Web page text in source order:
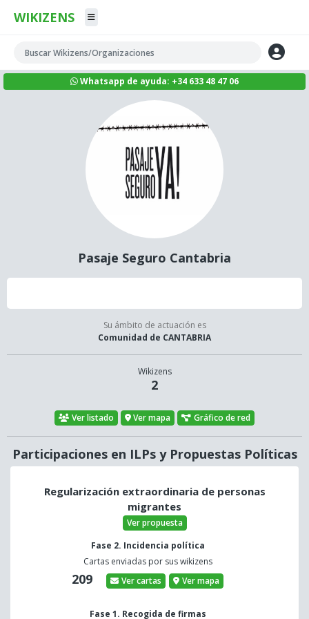
WIKIZENS
Whatsapp de ayuda: +34 633 48 47 06
Pasaje Seguro Cantabria
Su ámbito de actuación es
Comunidad de CANTABRIA
Wikizens
2
Ver listado Ver mapa Gráfico de red
Participaciones en ILPs y Propuestas Políticas
Regularización extraordinaria de personas
migrantes
Ver propuesta
Fase 2. Incidencia política
Cartas enviadas por sus wikizens
209 Ver cartas Ver mapa
Fase 1. Recogida de firmas